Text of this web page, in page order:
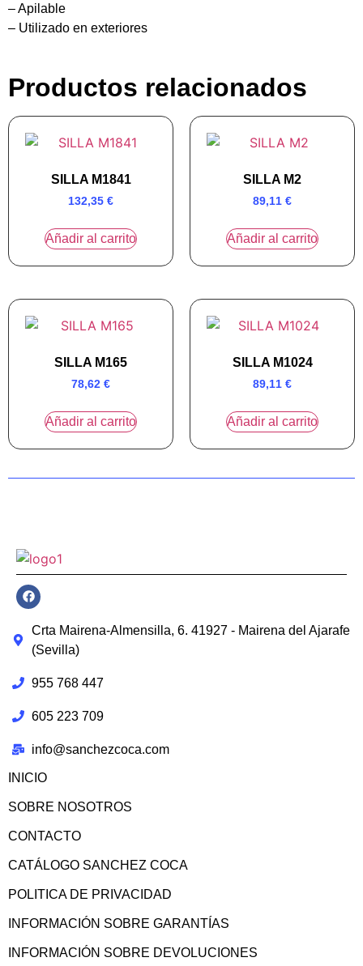
– Apilable
– Utilizado en exteriores
Productos relacionados
SILLA M1841
132,35 €
Añadir al carrito
SILLA M2
89,11 €
Añadir al carrito
SILLA M165
78,62 €
Añadir al carrito
SILLA M1024
89,11 €
Añadir al carrito
Crta Mairena-Almensilla, 6. 41927 - Mairena del Ajarafe
(Sevilla)
955 768 447
605 223 709
info@sanchezcoca.com
INICIO
SOBRE NOSOTROS
CONTACTO
CATÁLOGO SANCHEZ COCA
POLITICA DE PRIVACIDAD
INFORMACIÓN SOBRE GARANTÍAS
INFORMACIÓN SOBRE DEVOLUCIONES